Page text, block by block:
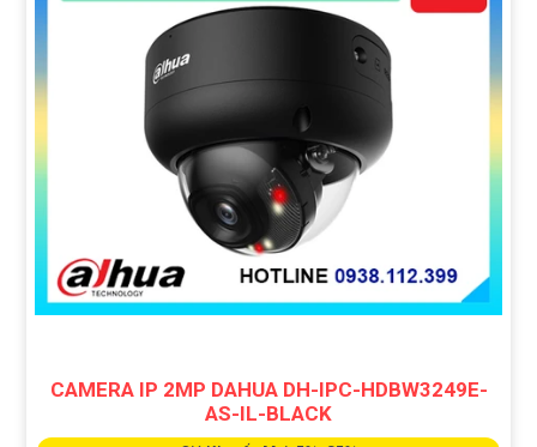
CAMERA IP 2MP DAHUA DH-IPC-HDBW3249E-
AS-IL-BLACK